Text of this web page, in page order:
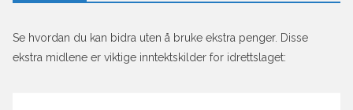
Se hvordan du kan bidra uten å bruke ekstra penger. Disse
ekstra midlene er viktige inntektskilder for idrettslaget: